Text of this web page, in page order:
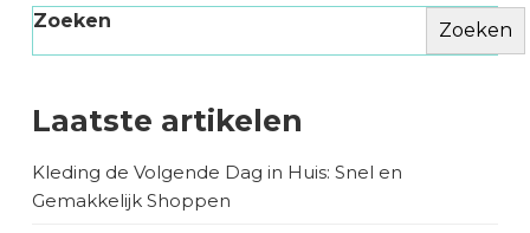
Zoeken Zoeken
Laatste artikelen
Kleding de Volgende Dag in Huis: Snel en
Gemakkelijk Shoppen